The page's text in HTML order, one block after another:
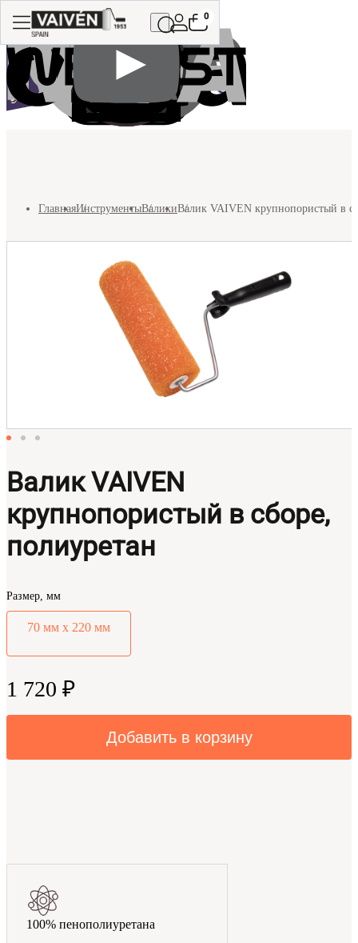
0
ГлавнаяИнструментыВаликиВалик VAIVEN крупнопористый в
Валик VAIVEN
крупнопористый в сборе,
полиуретан
Размер, мм
70 мм х 220 мм
1 720 ₽
Добавить в корзину
100% пенополиуретана